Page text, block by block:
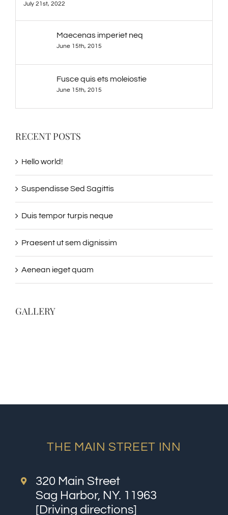
July 21st, 2022
Maecenas imperiet neq
June 15th, 2015
Fusce quis ets moleiostie
June 15th, 2015
RECENT POSTS
Hello world!
Suspendisse Sed Sagittis
Duis tempor turpis neque
Praesent ut sem dignissim
Aenean ieget quam
GALLERY
THE MAIN STREET INN
320 Main Street
Sag Harbor, NY. 11963
[Driving directions]